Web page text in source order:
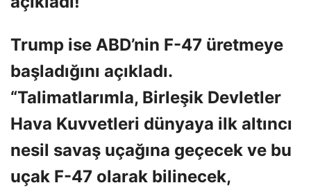
Trump ise ABD’nin F-47 üretmeye
başladığını açıkladı.
“Talimatlarımla, Birleşik Devletler
Hava Kuvvetleri dünyaya ilk altıncı
nesil savaş uçağına geçecek ve bu
uçak F-47 olarak bilinecek,